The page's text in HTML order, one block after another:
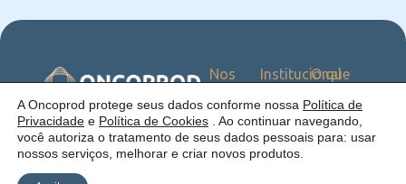
Uma empresa:
Institucional
somos
Como
atuamos
Estrutura
Blog
O que
Serviços
Catálogo
Nos
nas
Redes
A Oncoprod protege seus dados conforme nossa Política de
Privacidade e Política de Cookies . Ao continuar navegando,
você autoriza o tratamento de seus dados pessoais para: usar
nossos serviços, melhorar e criar novos produtos.